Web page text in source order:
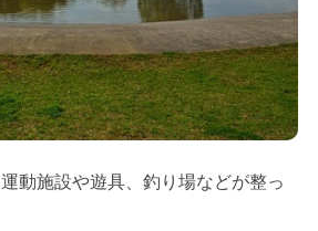
動施設や遊具、釣り場などが整っ